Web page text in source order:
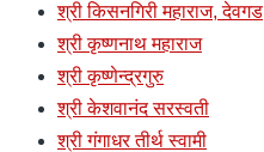
श्री किसनगिरी महाराज, देवगड
श्री कृष्णनाथ महाराज
श्री कृष्णेन्द्रगुरु
श्री केशवानंद सरस्वती
श्री गंगाधर तीर्थ स्वामी